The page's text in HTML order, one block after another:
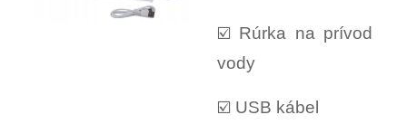
☑️ Rúrka na prívod
vody
☑️ USB kábel